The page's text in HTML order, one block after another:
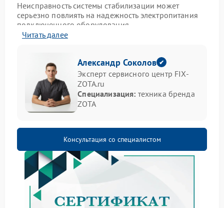
Неисправность системы стабилизации может
серьезно повлиять на надежность электропитания
подключенного оборудования.
Обратите внимание на следующие проявления
неисправности:
резкие скачки выходного напряжения;
частое переключение между режимами работы;
нестабильное поведение индикаторов на панели
работы устройства.
Что предпринять при
обнаружении симптомов
Если вы заметили признаки сбоя в работе системы
Читать далее
Александр Соколов
Эксперт сервисного центр FIX-
ZOTA.ru
Специализация: техника бренда
ZOTA
Консультация со специалистом